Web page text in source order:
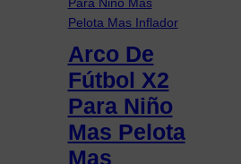
Arco De
Fútbol X2
Para Niño
Mas Pelota
Mas